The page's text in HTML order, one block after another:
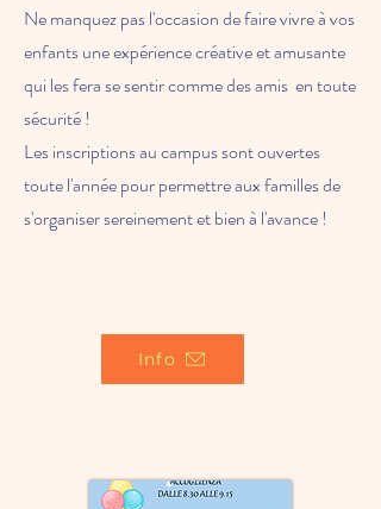
Ne manquez pas l'occasion de faire vivre à vos
enfants une expérience créative et amusante
qui les fera se sentir comme des amis en toute
sécurité !
Les inscriptions au campus sont ouvertes
toute l'année pour permettre aux familles de
s'organiser sereinement et bien à l'avance !
Info